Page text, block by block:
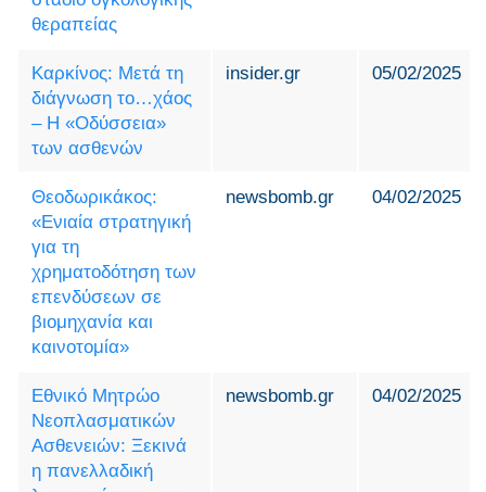
θεραπείας
Καρκίνος: Μετά τη
διάγνωση το…χάος
– Η «Οδύσσεια»
των ασθενών
insider.gr 05/02/2025
Θεοδωρικάκος:
«Ενιαία στρατηγική
για τη
χρηματοδότηση των
επενδύσεων σε
βιομηχανία και
καινοτομία»
newsbomb.gr 04/02/2025
Εθνικό Μητρώο
Νεοπλασματικών
Ασθενειών: Ξεκινά
η πανελλαδική
newsbomb.gr 04/02/2025